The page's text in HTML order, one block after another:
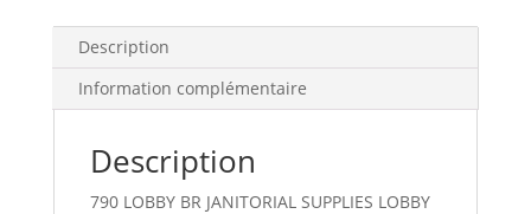
Description
Information complémentaire
Description
790 LOBBY BR JANITORIAL SUPPLIES LOBBY